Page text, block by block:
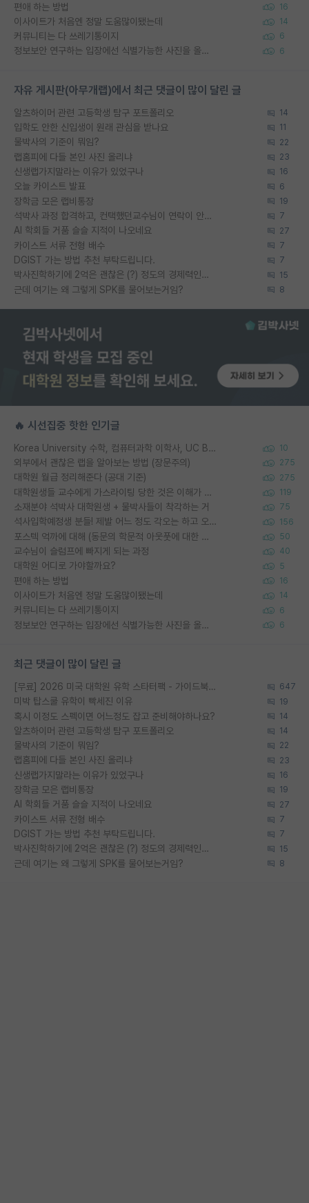
편애 하는 방법 16
이사이트가 처음엔 정말 도움많이됐는데 14
커뮤니티는 다 쓰레기통이지 6
정보보안 연구하는 입장에선 식별가능한 사진을 올리는건 비추이긴함 6
자유 게시판(아무개랩)에서 최근 댓글이 많이 달린 글
알츠하이머 관련 고등학생 탐구 포트폴리오 14
입학도 안한 신입생이 원래 관심을 받나요 11
물박사의 기준이 뭐임? 22
랩홈피에 다들 본인 사진 올리냐 23
신생랩가지말라는 이유가 있었구나 16
오늘 카이스트 발표 6
장학금 모은 랩비통장 19
석박사 과정 합격하고, 컨택했던교수님이 연락이 안됩니다... 7
AI 학회들 거품 슬슬 지적이 나오네요 27
카이스트 서류 전형 배수 7
DGIST 가는 방법 추천 부탁드립니다. 7
박사진학하기에 2억은 괜찮은 (?) 정도의 경제력인가요 15
근데 여기는 왜 그렇게 SPK를 물어보는거임? 8
🔥 시선집중 핫한 인기글
Korea University 수학, 컴퓨터과학 이학사, UC Berkeley 산업공학 대학원 공학박사가 되는 것은 쉽지 않겠죠? 10
외부에서 괜찮은 랩을 알아보는 방법 (장문주의) 275
대학원 월급 정리해준다 (공대 기준) 275
대학원생들 교수에게 가스라이팅 당한 것은 이해가 갑니다. 안타깝네요. 119
소재분야 석박사 대학원생 + 물박사들이 착각하는 거 75
석사입학예정생 분들! 제발 어느 정도 각오는 하고 오세요. 156
포스텍 억까에 대해 (동문의 학문적 아웃풋에 대한 반박) 50
교수님이 슬럼프에 빠지게 되는 과정 40
대학원 어디로 가야할까요? 5
편애 하는 방법 16
이사이트가 처음엔 정말 도움많이됐는데 14
커뮤니티는 다 쓰레기통이지 6
정보보안 연구하는 입장에선 식별가능한 사진을 올리는건 비추이긴함 6
최근 댓글이 많이 달린 글
[무료] 2026 미국 대학원 유학 스타터팩 - 가이드북 & 합격자 컨택메일 템플릿 647
미박 탑스쿨 유학이 빡세진 이유 19
혹시 이정도 스펙이면 어느정도 잡고 준비해야하나요? 14
알츠하이머 관련 고등학생 탐구 포트폴리오 14
물박사의 기준이 뭐임? 22
랩홈피에 다들 본인 사진 올리냐 23
신생랩가지말라는 이유가 있었구나 16
장학금 모은 랩비통장 19
AI 학회들 거품 슬슬 지적이 나오네요 27
카이스트 서류 전형 배수 7
DGIST 가는 방법 추천 부탁드립니다. 7
박사진학하기에 2억은 괜찮은 (?) 정도의 경제력인가요 15
근데 여기는 왜 그렇게 SPK를 물어보는거임? 8